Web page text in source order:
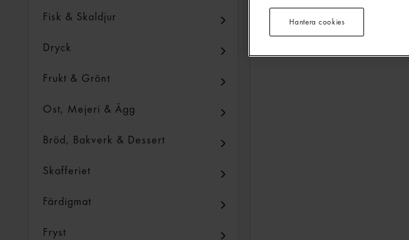
Fisk & Skaldjur
Dryck
Frukt & Grönt
Ost, Mejeri & Ägg
Bröd, Bakverk & Dessert
Skafferiet
Färdigmat
Fryst
Hantera cookies